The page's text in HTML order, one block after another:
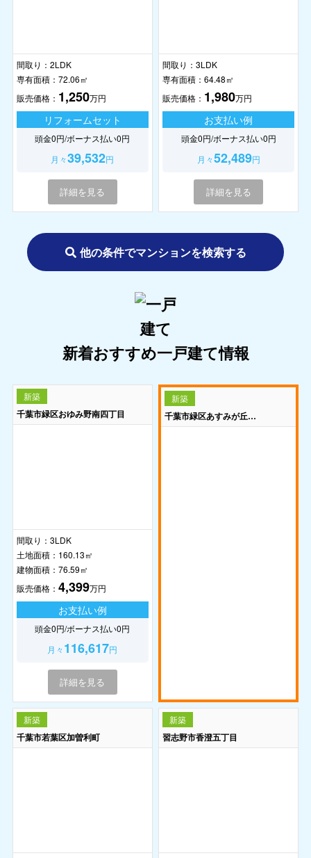
間取り： 2LDK
専有面積： 72.06㎡
販売価格： 1,250万円
リフォームセット
頭金0円/ボーナス払い0円
月々39,532円
詳細を見る
間取り：3LDK
専有面積：64.48㎡
販売価格： 1,980万円
お支払い例
頭金0円/ボーナス払い0円
月々52,489円
詳細を見る
他の条件でマンションを検索する
新着おすすめ一戸建て情報
新築
千葉市緑区おゆみ野南四丁目
間取り： 3LDK
土地面積： 160.13㎡
建物面積： 76.59㎡
販売価格： 4,399万円
お支払い例
頭金0円/ボーナス払い0円
月々116,617円
詳細を見る
新築
千葉市緑区あすみが丘東二丁目
新築
千葉市若葉区加曽利町
新築
習志野市香澄五丁目